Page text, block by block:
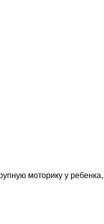
моторику у